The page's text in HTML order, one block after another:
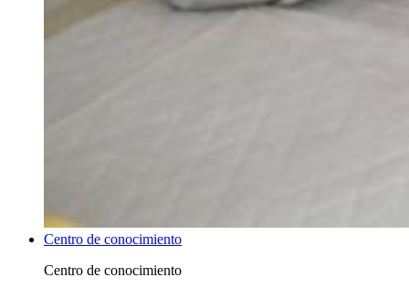
Centro de conocimiento
Centro de conocimiento